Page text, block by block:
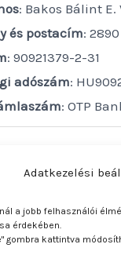
Adatkezelési
a jobb felhasználói
érdekében.
gombra kattintva
: Bakos Bálint E.
és postacím:
: 90921379-2-31
adószám:
: OTP